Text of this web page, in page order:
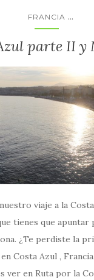
FRANCIA ...
parte II y
viaje a la
tienes que apuntar
¿Te perdiste la
Costa Azul ,
ver en Ruta por la